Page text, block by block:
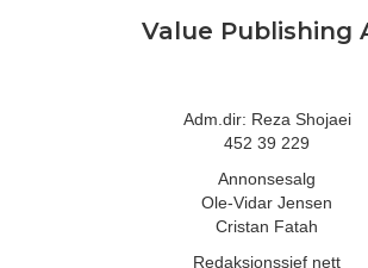
Value Publishing
Adm.dir: Reza Shojaei
452 39 229
Annonsesalg
Ole-Vidar Jensen
Cristan Fatah
Redaksjonssjef nett